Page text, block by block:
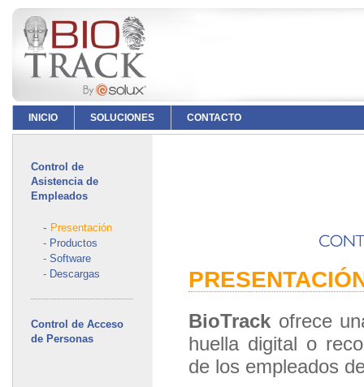
INICIO SOLUCIONES CONTACTO
Control de
Asistencia de
Empleados
- Presentación
- Productos
- Software
- Descargas
Control de Acceso
de Personas
BioTrack ofrece
huella digital o
de los empleados